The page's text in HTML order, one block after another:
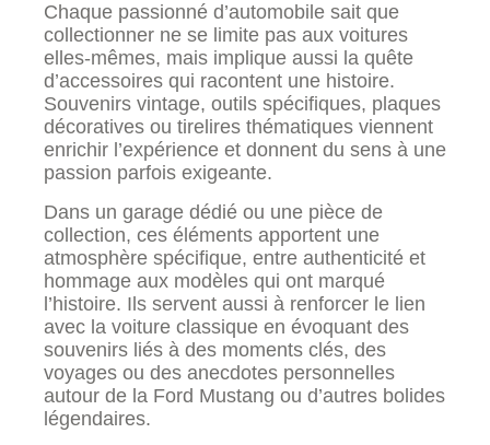
Chaque passionné d’automobile sait que
collectionner ne se limite pas aux voitures
elles-mêmes, mais implique aussi la quête
d’accessoires qui racontent une histoire.
Souvenirs vintage, outils spécifiques, plaques
décoratives ou tirelires thématiques viennent
enrichir l’expérience et donnent du sens à une
passion parfois exigeante.
Dans un garage dédié ou une pièce de
collection, ces éléments apportent une
atmosphère spécifique, entre authenticité et
hommage aux modèles qui ont marqué
l’histoire. Ils servent aussi à renforcer le lien
avec la voiture classique en évoquant des
souvenirs liés à des moments clés, des
voyages ou des anecdotes personnelles
autour de la Ford Mustang ou d’autres bolides
légendaires.